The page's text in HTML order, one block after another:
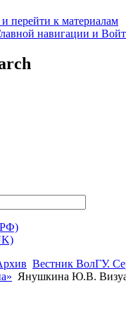
перейти к материалам
навигации и
Вестник ВолГУ.
Янушкина Ю.В.